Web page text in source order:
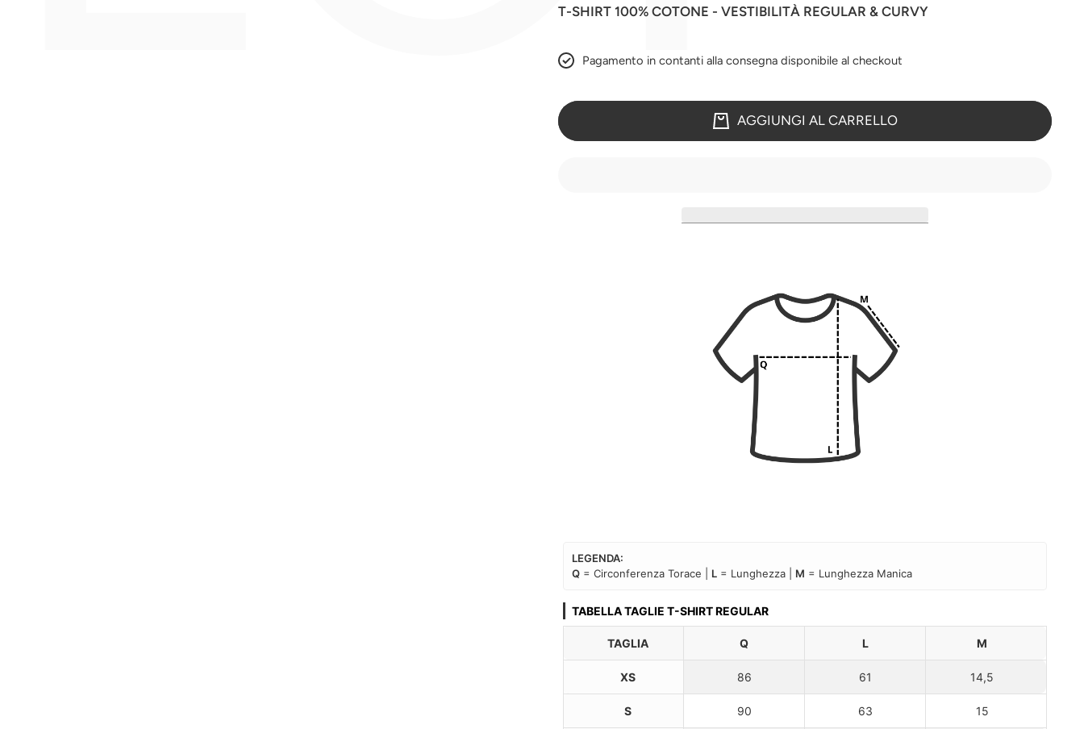
T-SHIRT 100% COTONE - VESTIBILITÀ REGULAR & CURVY
Pagamento in contanti alla consegna disponibile al checkout
AGGIUNGI AL CARRELLO
LEGENDA:
Q = Circonferenza Torace | L = Lunghezza | M = Lunghezza Manica
TABELLA TAGLIE T-SHIRT REGULAR
TAGLIA Q L M
XS 86 61 14,5
S 90 63 15